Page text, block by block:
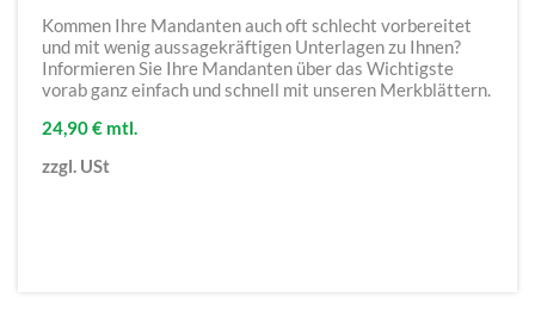
Kommen Ihre Mandanten auch oft schlecht vorbereitet
und mit wenig aussagekräftigen Unterlagen zu Ihnen?
Informieren Sie Ihre Mandanten über das Wichtigste
vorab ganz einfach und schnell mit unseren Merkblättern.
24,90 € mtl.
zzgl. USt